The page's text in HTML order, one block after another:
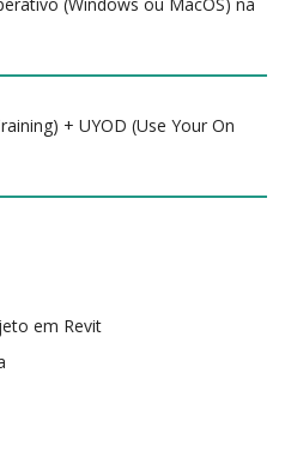
+ UYOD (Use Your On
em Revit